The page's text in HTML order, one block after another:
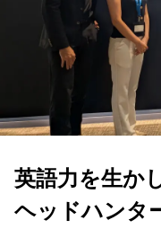
英語力を生か
ヘッドハンタ